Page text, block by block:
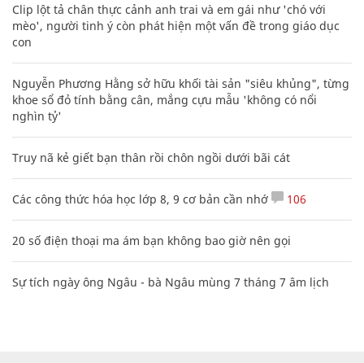
Clip lột tả chân thực cảnh anh trai và em gái như 'chó với
mèo', người tinh ý còn phát hiện một vấn đề trong giáo dục
con
Nguyễn Phương Hằng sở hữu khối tài sản "siêu khủng", từng
khoe sổ đỏ tính bằng cân, mắng cựu mẫu 'không có nổi
nghìn tỷ'
Truy nã kẻ giết bạn thân rồi chôn ngồi dưới bãi cát
Các công thức hóa học lớp 8, 9 cơ bản cần nhớ 106
20 số điện thoại ma ám bạn không bao giờ nên gọi
Sự tích ngày ông Ngâu - bà Ngâu mùng 7 tháng 7 âm lịch